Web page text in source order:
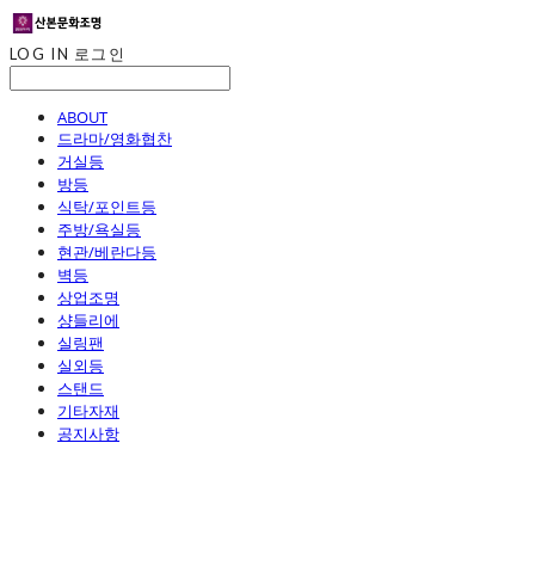
LOG IN 로그인
ABOUT
드라마/영화협찬
거실등
방등
식탁/포인트등
주방/욕실등
현관/베란다등
벽등
상업조명
샹들리에
실링팬
실외등
스탠드
기타자재
공지사항